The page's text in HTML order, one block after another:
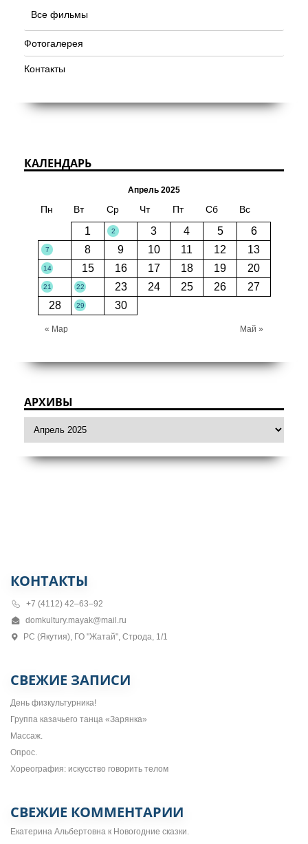
Все фильмы
Фотогалерея
Контакты
КАЛЕНДАРЬ
Апрель 2025
Пн Вт Ср Чт Пт Сб Вс
1 2 3 4 5 6
7 8 9 10 11 12 13
14 15 16 17 18 19 20
21 22 23 24 25 26
27
28
29 30
« Мар Май »
АРХИВЫ
КОНТАКТЫ
+7 (4112) 42–63–92
domkultury.mayak@mail.ru
РС (Якутия), ГО "Жатай", Строда, 1/1
СВЕЖИЕ ЗАПИСИ
День физкультурника!
Группа казачьего танца «Зарянка»
Массаж.
Опрос.
Хореография: искусство говорить телом
СВЕЖИЕ КОММЕНТАРИИ
Екатерина Альбертовна к Новогодние сказки.